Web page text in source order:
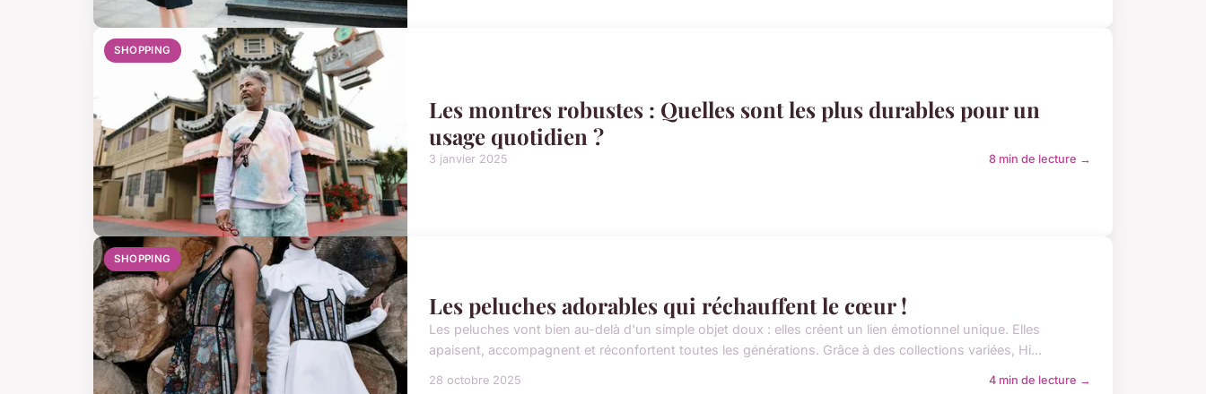
SHOPPING
Les montres robustes : Quelles sont les plus durables pour un
usage quotidien ?
3 janvier 2025 8 min de lecture →
SHOPPING
Les peluches adorables qui réchauffent le cœur !
Les peluches vont bien au-delà d'un simple objet doux : elles créent un lien émotionnel unique. Elles
apaisent, accompagnent et réconfortent toutes les générations. Grâce à des collections variées, Hi...
28 octobre 2025 4 min de lecture →